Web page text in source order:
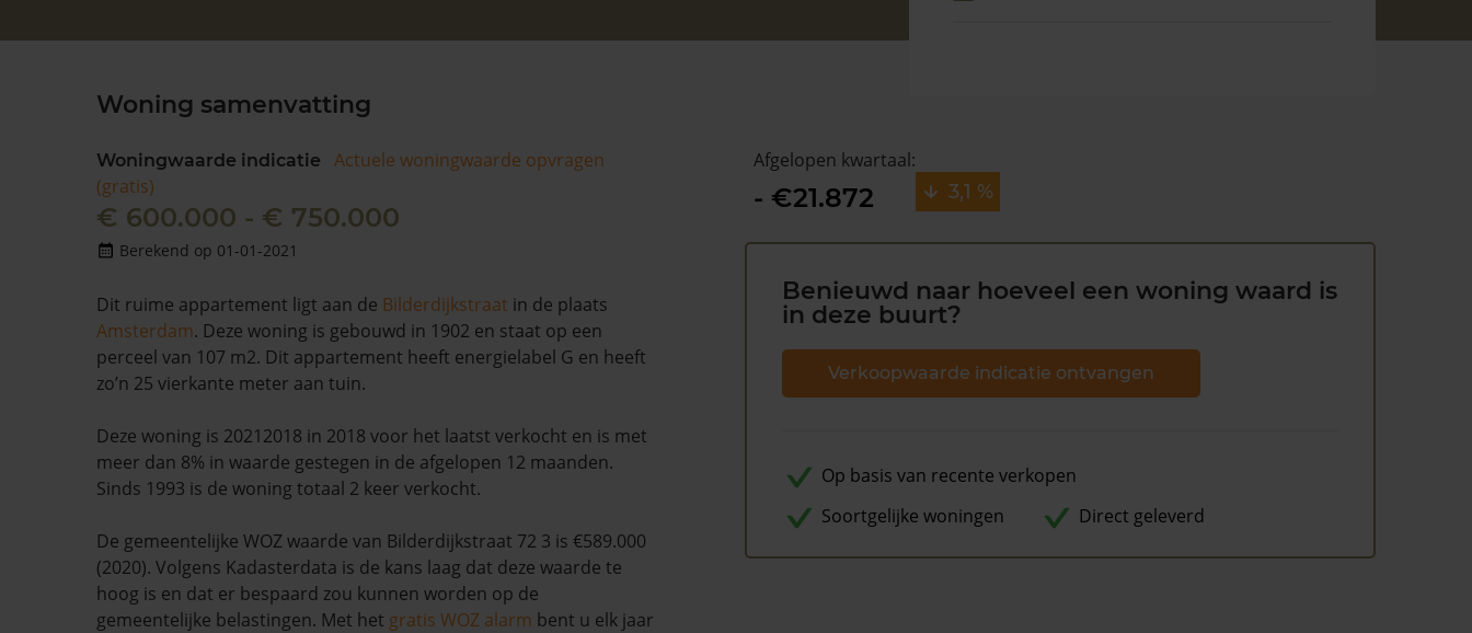
Woning samenvatting
Woningwaarde indicatie
Actuele woningwaarde opvragen
(gratis)
€ 600.000 - € 750.000
Berekend op 01-01-2021
Dit ruime appartement ligt aan de Bilderdijkstraat in de plaats
Amsterdam. Deze woning is gebouwd in 1902 en staat op een
perceel van 107 m2. Dit appartement heeft energielabel G en heeft
zo’n 25 vierkante meter aan tuin.
Deze woning is 20212018 in 2018 voor het laatst verkocht en is met
meer dan 8% in waarde gestegen in de afgelopen 12 maanden.
Sinds 1993 is de woning totaal 2 keer verkocht.
De gemeentelijke WOZ waarde van Bilderdijkstraat 72 3 is €589.000
(2020). Volgens Kadasterdata is de kans laag dat deze waarde te
hoog is en dat er bespaard zou kunnen worden op de
gemeentelijke belastingen. Met het gratis WOZ alarm bent u elk jaar
Afgelopen kwartaal:
- €21.872 3,1 %
Benieuwd naar hoeveel een woning waard is
in deze buurt?
Verkoopwaarde indicatie ontvangen
Op basis van recente verkopen
Soortgelijke woningen
Direct geleverd